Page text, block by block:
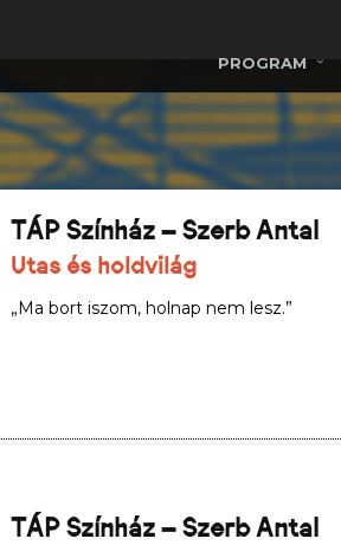
PROGRAM
TÁP Színház – Szerb Antal
Utas és holdvilág
„Ma bort iszom, holnap nem lesz.”
TÁP Színház – Szerb Antal